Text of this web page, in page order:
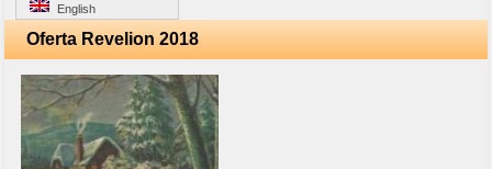
English
Oferta Revelion 2018